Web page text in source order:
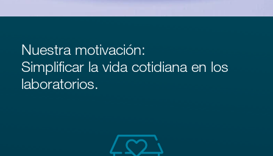
Nuestra motivación:
Simplificar la vida cotidiana en los
laboratorios.